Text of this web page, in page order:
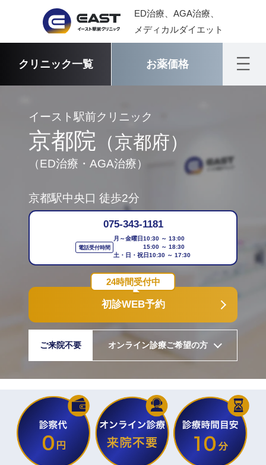
ED治療、AGA治療、
メディカルダイエット
クリニック一覧 お薬価格
イースト駅前クリニック
京都院 （京都府）
（ED治療・AGA治療）
京都駅中央口 徒歩2分
075-343-1181
電話受付時間
月～金曜日10:30 ～ 13:00
15:00 ～ 18:30
土・日・祝日10:30 ～ 17:30
24時間受付中
初診WEB予約
ご来院不要 オンライン診療ご希望の方